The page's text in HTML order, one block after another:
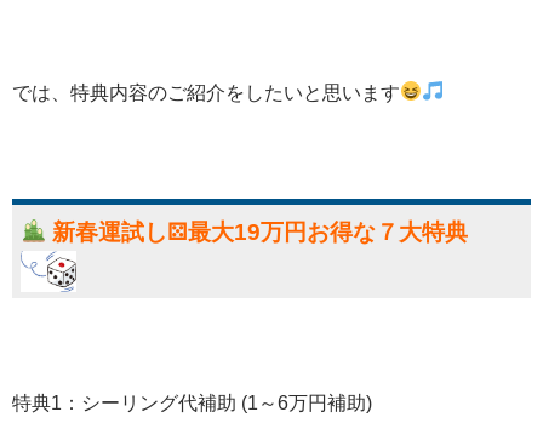
では、特典内容のご紹介をしたいと思います
新春運試し⚄最大19万円お得な７大特典
特典1：シーリング代補助 (1～6万円補助)